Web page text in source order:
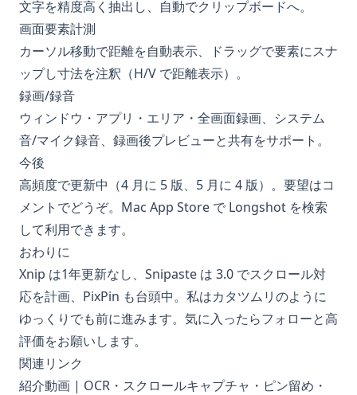
文字を精度高く抽出し、自動でクリップボードへ。
画面要素計測
カーソル移動で距離を自動表示、ドラッグで要素にスナ
ップし寸法を注釈（H/V で距離表示）。
録画/録音
ウィンドウ・アプリ・エリア・全画面録画、システム
音/マイク録音、録画後プレビューと共有をサポート。
今後
高頻度で更新中（4 月に 5 版、5 月に 4 版）。要望はコ
メントでどうぞ。Mac App Store で Longshot を検索
して利用できます。
おわりに
Xnip は1年更新なし、Snipaste は 3.0 でスクロール対
応を計画、PixPin も台頭中。私はカタツムリのように
ゆっくりでも前に進みます。気に入ったらフォローと高
評価をお願いします。
関連リンク
紹介動画 | OCR・スクロールキャプチャ・ピン留め・